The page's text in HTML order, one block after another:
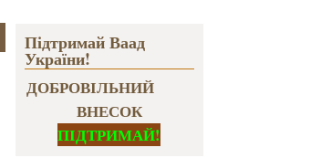
Підтримай Ваад
України!
ДОБРОВІЛЬНИЙ
ВНЕСОК
ПІДТРИМАЙ!